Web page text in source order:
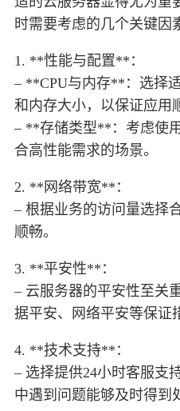
时需要考虑的几个关键因
1. **性能与配置**：
– **CPU与内存**：选择
和内存大小，以保证应用
– **存储类型**：考虑使
合高性能需求的场景。
2. **网络带宽**：
– 根据业务的访问量选择
顺畅。
3. **平安性**：
– 云服务器的平安性至关
据平安、网络平安等保证
4. **技术支持**：
– 选择提供24小时客服支
中遇到问题能够及时得到